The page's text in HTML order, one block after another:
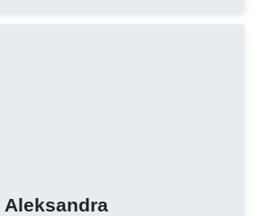
Aleksandra